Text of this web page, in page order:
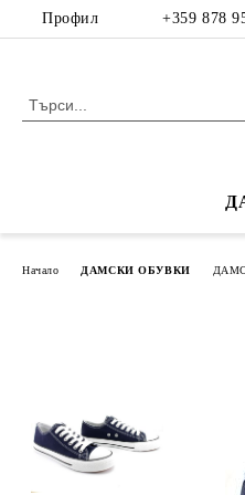
Профил +359 878
Начало ДАМСКИ ОБУВКИ